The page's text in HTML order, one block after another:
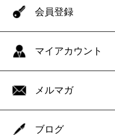
会員登録
マイアカウント
メルマガ
ブログ